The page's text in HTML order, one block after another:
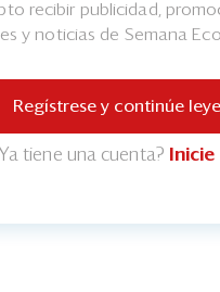
recibir publicidad,
y noticias de Semana
Regístrese y continúe
tiene una cuenta?